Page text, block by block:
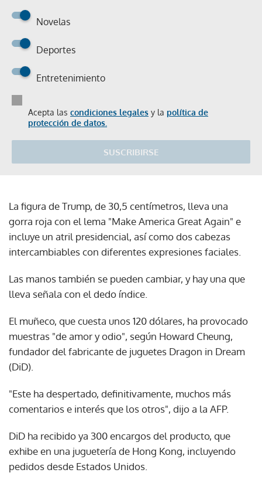
Novelas
Deportes
Entretenimiento
Acepta las condiciones legales y la política de
protección de datos.
SUSCRIBIRSE
La figura de Trump, de 30,5 centímetros, lleva una
gorra roja con el lema "Make America Great Again" e
incluye un atril presidencial, así como dos cabezas
intercambiables con diferentes expresiones faciales.
Las manos también se pueden cambiar, y hay una que
lleva señala con el dedo índice.
El muñeco, que cuesta unos 120 dólares, ha provocado
muestras "de amor y odio", según Howard Cheung,
fundador del fabricante de juguetes Dragon in Dream
(DiD).
"Este ha despertado, definitivamente, muchos más
comentarios e interés que los otros", dijo a la AFP.
DiD ha recibido ya 300 encargos del producto, que
exhibe en una juguetería de Hong Kong, incluyendo
pedidos desde Estados Unidos.